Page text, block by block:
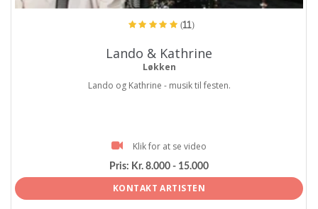
(11)
Lando & Kathrine
Løkken
Lando og Kathrine - musik til festen.
Klik for at se video
Pris: Kr. 8.000 - 15.000
KONTAKT ARTISTEN